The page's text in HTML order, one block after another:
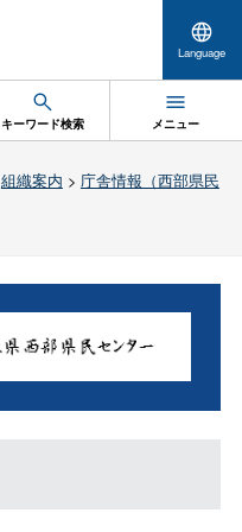
Language
キーワード検索 メニュー
組織案内 > 庁舎情報（西部県民